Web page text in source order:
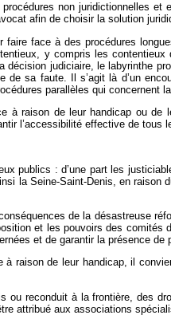
procédures non
afin de choisir la solution
faire face à des procédures
y compris les
décision judiciaire, le labyrinthe
sa faute. Il s’agit là d’un
parallèles qui concernent
raison de leur handicap ou
l’accessibilité effective de tous
publics : d’une part les
la Seine-Saint-Denis, en raison
de la désastreuse
et les pouvoirs des comités
et de garantir la présence
raison de leur handicap, il
ou reconduit à la frontière, des
attribué aux associations